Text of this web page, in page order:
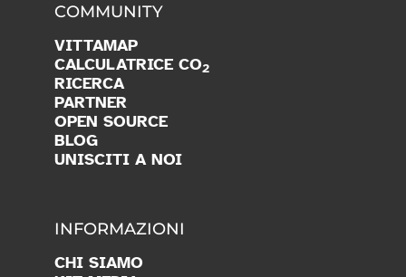
COMMUNITY
VITTAMAP
CALCULATRICE CO2
RICERCA
PARTNER
OPEN SOURCE
BLOG
UNISCITI A NOI
INFORMAZIONI
CHI SIAMO